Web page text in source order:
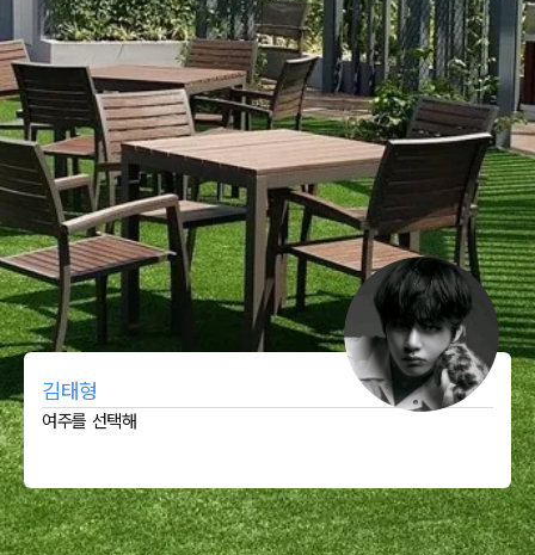
김태형
여주를 선택해